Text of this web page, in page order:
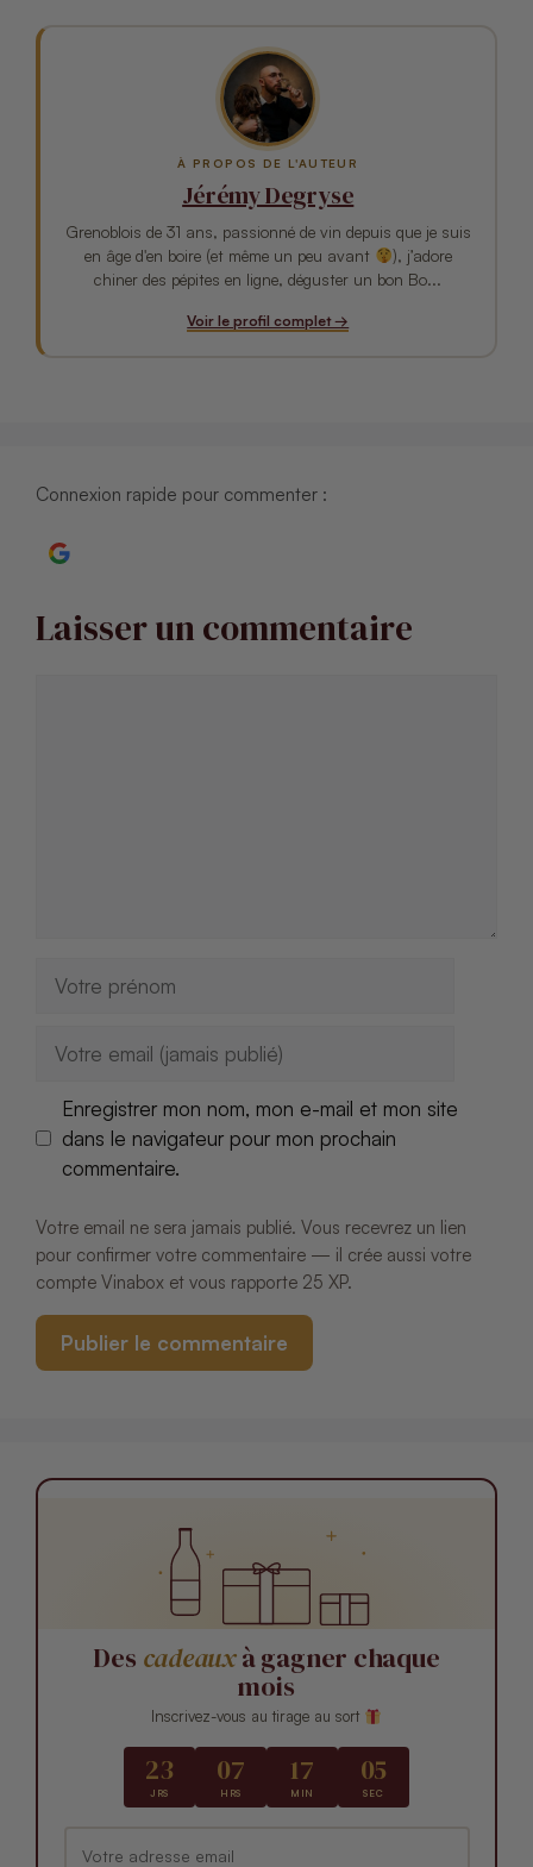
À PROPOS DE L'AUTEUR
Jérémy Degryse
Grenoblois de 31 ans, passionné de vin depuis que je suis
en âge d'en boire (et même un peu avant
), j’adore
chiner des pépites en ligne, déguster un bon Bo...
Voir le profil complet →
Connexion rapide pour commenter :
Laisser un commentaire
Nom
mail
Enregistrer mon nom, mon e-mail et mon site
dans le navigateur pour mon prochain
commentaire.
Votre email ne sera jamais publié. Vous recevrez un lien
pour confirmer votre commentaire — il crée aussi votre
compte Vinabox et vous rapporte 25 XP.
Des cadeauxà gagner chaque
mois
Inscrivez-vous au tirage au sort
23
JRS
07
HRS
17
MIN
04
SEC